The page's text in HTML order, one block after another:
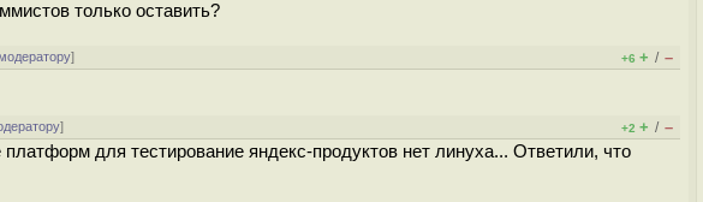
только оставить?
] +6 + / –
] +2 + / –
для тестирование яндекс-продуктов нет линуха... Ответили, что